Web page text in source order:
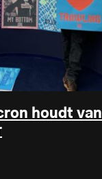
houdt